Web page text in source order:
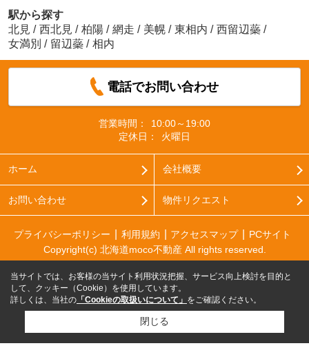
駅から探す
北見 / 西北見 / 柏陽 / 網走 / 美幌 / 東相内 / 西留辺蘂 /
女満別 / 留辺蘂 / 相内
電話でお問い合わせ
営業時間：
10:00～19:00
定休日：
火曜日
ホーム 会社概要
お問い合わせ 物件リクエスト
プライバシーポリシー 利用規約 アクセスマップ
PCサイト
Copyright(c) 北海道moco不動産 All rights reserved.
当サイトでは、お客様の当サイト利用状況把握、サービス向上検討を目的と
して、クッキー（Cookie）を使用しています。
詳しくは、当社の 「Cookieの取扱いについて」 をご確認ください。
閉じる